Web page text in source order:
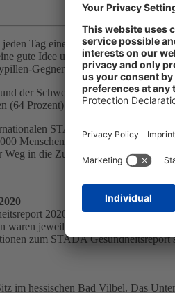
jeden Tag eine „Polypille“
gute Idee und zeigt sich
Gegner sagen, dass sie keine
der Schweiz zu finden: Dort
(64 Prozent) und Russland (65
STADA Health Reports
Menschen zwischen 18 und 99
in die Zukunft der Gesundheit“
2020 zum Thema „Der
waren jeweils rund 2.000
zum STADA
im hessischen Bad Vilbel. Das